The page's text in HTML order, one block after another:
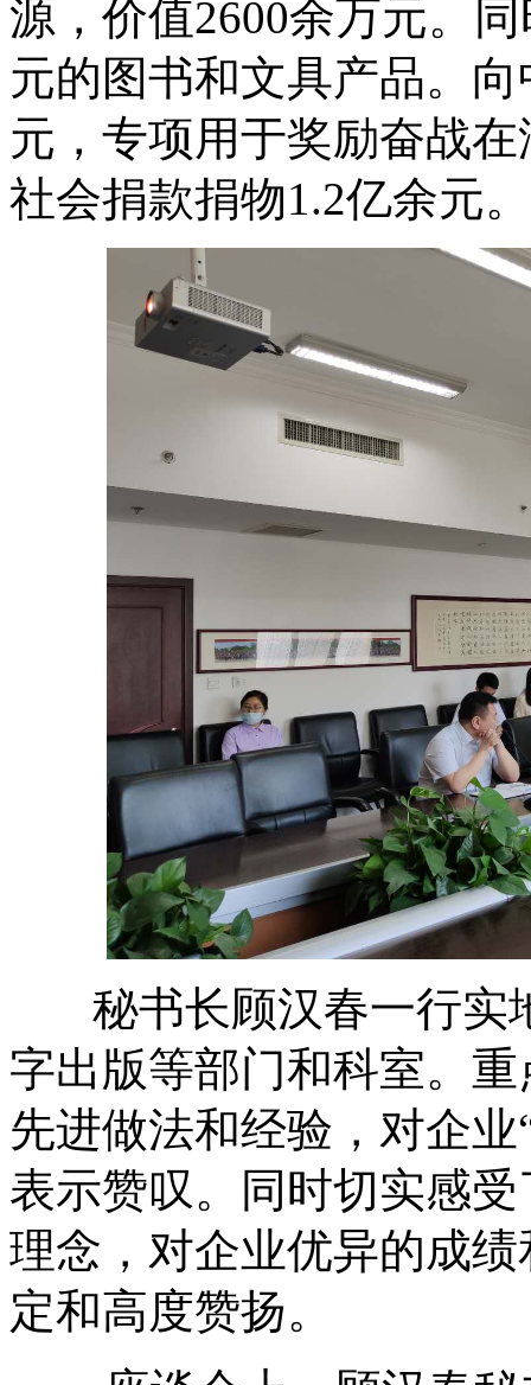
源，价值2600余万元。
元的图书和文具产品。
元，专项用于奖励奋战
社会捐款捐物1.2亿余元。
秘书长顾汉春一行实
字出版等部门和科室。
先进做法和经验，对企
表示赞叹。同时切实感
理念，对企业优异的成
定和高度赞扬。